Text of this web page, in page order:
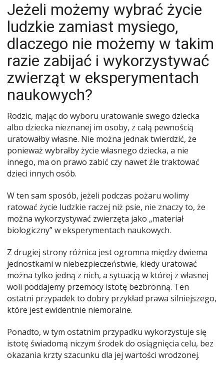
Jeżeli możemy wybrać życie
ludzkie zamiast mysiego,
dlaczego nie możemy w takim
razie zabijać i wykorzystywać
zwierząt w eksperymentach
naukowych?
Rodzic, mając do wyboru uratowanie swego dziecka
albo dziecka nieznanej im osoby, z całą pewnością
uratowałby własne. Nie można jednak twierdzić, że
ponieważ wybrałby życie własnego dziecka, a nie
innego, ma on prawo zabić czy nawet źle traktować
dzieci innych osób.
W ten sam sposób, jeżeli podczas pożaru wolimy
ratować życie ludzkie raczej niż psie, nie znaczy to, że
można wykorzystywać zwierzęta jako „materiał
biologiczny” w eksperymentach naukowych.
Z drugiej strony różnica jest ogromna między dwiema
jednostkami w niebezpieczeństwie, kiedy uratować
można tylko jedną z nich, a sytuacją w której z własnej
woli poddajemy przemocy istotę bezbronną. Ten
ostatni przypadek to dobry przykład prawa silniejszego,
które jest ewidentnie niemoralne.
Ponadto, w tym ostatnim przypadku wykorzystuje się
istotę świadomą niczym środek do osiągnięcia celu, bez
okazania krzty szacunku dla jej wartości wrodzonej.